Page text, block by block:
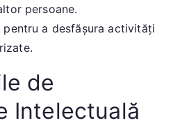
persoane.
a desfășura activități
de
Intelectuală